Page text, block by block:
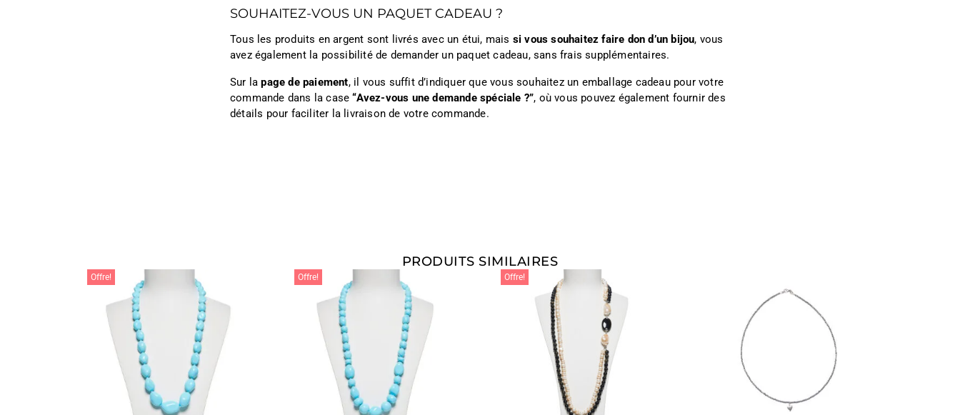
SOUHAITEZ-VOUS UN PAQUET CADEAU ?
Tous les produits en argent sont livrés avec un étui, mais si vous souhaitez faire don d’un bijou, vous
avez également la possibilité de demander un paquet cadeau, sans frais supplémentaires.
Sur lapage de paiement, il vous suffit d’indiquer que vous souhaitez un emballage cadeau pour votre
commande dans la case“Avez-vous une demande spéciale ?”, où vous pouvez également fournir des
détails pour faciliter la livraison de votre commande.
PRODUITS SIMILAIRES
Offre! Offre! Offre!